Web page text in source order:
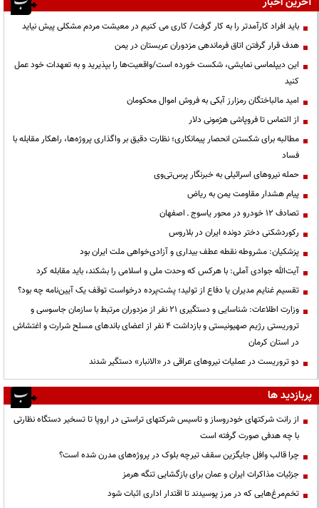
باید افراد کارآمدتر را به کار گرفت/ کاری می کنیم در معیشت مردم مشکلی پیش نیاید
هدف قرار گرفتن اتاق‌ فرماندهی مزدوران عربستان در یمن
این دیپلماسی نمایشی، شکست خورده است/واقعیت‌ها را بپذیرید و به تعهدات خود عمل
کنید
امید مالباختگان رمزارز آبکی به فروش اموال محکومان
از التماس تا فروپاشی هژمونی دلار
مطالبه برای شکستن انحصار پیمانکاری؛ نظارت دقیق بر واگذاری پروژه‌ها، راهکار مقابله با
فساد
حمله نیروهای اسرائیلی به خبرنگار پرس‌تی‌وی
پیام هشدار مقاومت یمن به ریاض
تصادف ۱۲ خودرو در محور یاسوج ـ اصفهان
رکوردشکنی دختر دونده ایران در بلاروس
پزشکیان: مشروطه نقطه عطف بیداری و آزادی‌خواهی ملت ایران بود
آیت‌الله جوادی آملی: با هرکس که وحدت ملی و اسلامی را بشکند، باید مقابله کرد
تقسیم غنایم مدیران یا دفاع از تولید؛ پشت‌پرده درخواست توقف یک آیین‌نامه چه بود؟
وزارت اطلاعات: شناسایی و دستگیری ۲۱ نفر از مزدوران مرتبط با سازمان جاسوسی و
تروریستی رژیم صهیونیستی و بازداشت ۴ نفر از اعضای باندهای مسلح شرارت و اغتشاش
در استان کرمان
دو تروریست در عملیات نیروهای عراقی در «الانبار» دستگیر شدند
پربازدید ها
از رانت‌ شرکتهای خودروساز و تاسیس شرکتهای تراستی در اروپا تا تسخیر دستگاه نظارتی
با چه هدفی صورت گرفته است
چرا قالب وافل جایگزین سقف تیرچه بلوک در پروژه‌های مدرن شده است؟
جزئیات مذاکرات ایران و عمان برای بازگشایی تنگه هرمز
تخم‌مرغ‌هایی که در مرز پوسیدند تا اقتدار اداری اثبات شود